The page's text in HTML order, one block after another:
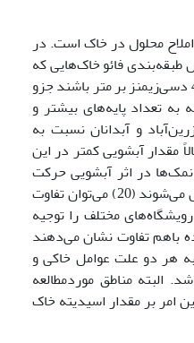
محلول در خاک است. در
فائو خاک‌هایی که
دارای هدایت الکتریکی کمتر از 4 دسی‌زیمنز بر متر باشند جزو
(5). با توجه به تعداد پایه‌های بیشتر و
و آبدانان نسبت به
مقدار آبشویی کمتر در این
در اثر آبشویی حرکت
کرده و به لایه‌های پایین‌تر منتقل می‌شوند (20) می‌توان تفاوت
مختلف را توجیه
باهم تفاوت نشان می‌دهند
هر دو علت عوامل خاکی و
البته مناطق موردمطالعه
امر بر مقدار اسیدیته خاک